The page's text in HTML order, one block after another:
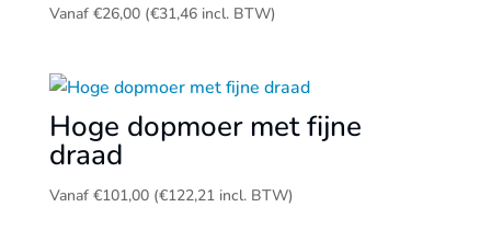
Vanaf €26,00 (€31,46incl. BTW)
Hoge dopmoer met fijne
draad
Vanaf €101,00 (€122,21incl. BTW)